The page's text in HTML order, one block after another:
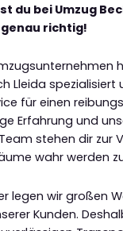
du bei Umzug
richtig!
Lleida spezialisiert
für einen
Erfahrung und
stehen dir zur
wahr werden
legen wir großen
Kunden.